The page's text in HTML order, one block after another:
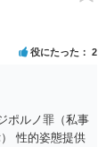
役にたった 2
ポルノ罪（私事
性的姿態提供